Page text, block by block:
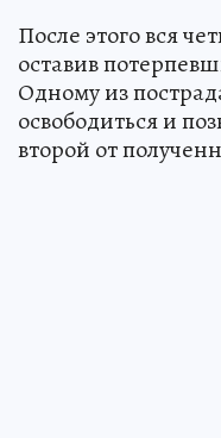
После этого вся
оставив
Одному из
освободиться и
второй от